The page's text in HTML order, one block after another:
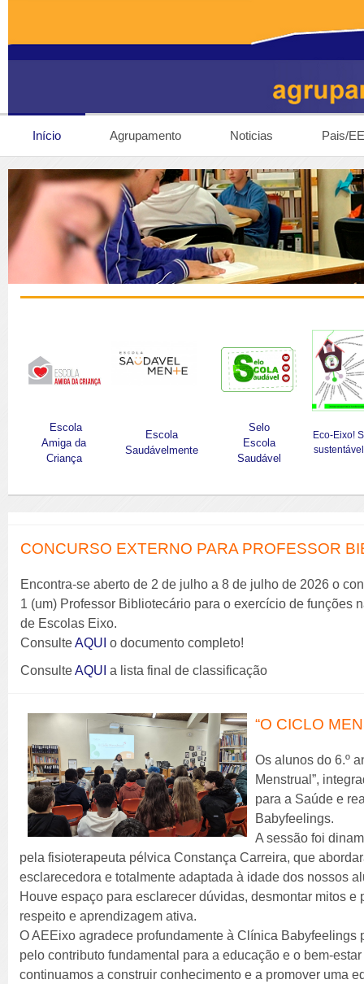
Início Agrupamento Noticias Pais/EE
Escola
Amiga da
Criança
Escola
Saudávelmente
Selo
Escola
Saudável
Eco-Eixo!
CONCURSO EXTERNO PARA PROFESSOR
Encontra-se aberto de 2 de julho a 8 de julho de 2026 o
1 (um) Professor Bibliotecário para o exercício de funções
de Escolas Eixo.
ConsulteAQUI o documento completo!
ConsulteAQUI a lista final de classificação
“O CICLO
Os alunos do 6.º
Menstrual”,
para a Saúde e
Babyfeelings.
A sessão foi
pela fisioterapeuta pélvica Constança Carreira, que
esclarecedora e totalmente adaptada à idade dos nossos
Houve espaço para esclarecer dúvidas, desmontar mitos
respeito e aprendizagem ativa.
O AEEixo agradece profundamente à Clínica
pelo contributo fundamental para a educação e o bem-
continuamos a construir conhecimento e a promover uma